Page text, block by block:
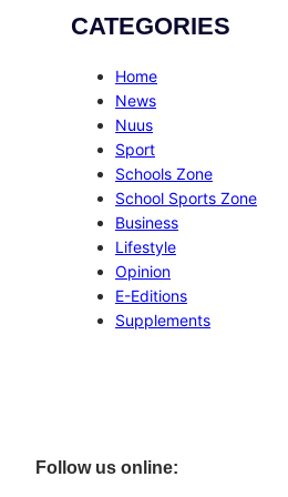
CATEGORIES
Home
News
Nuus
Sport
Schools Zone
School Sports Zone
Business
Lifestyle
Opinion
E-Editions
Supplements
Follow us online: